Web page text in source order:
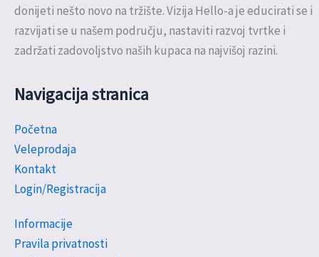
donijeti nešto novo na tržište. Vizija Hello-a je educirati se i
razvijati se u našem području, nastaviti razvoj tvrtke i
zadržati zadovoljstvo naših kupaca na najvišoj razini.
Navigacija stranica
Početna
Veleprodaja
Kontakt
Login/Registracija
Informacije
Pravila privatnosti